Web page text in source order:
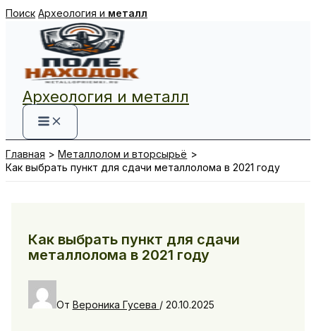
Перейти
содержимому
Поиск Археология и металл
Археология и металл
Главная
Металлолом и вторсырьё
Как выбрать пункт для сдачи металлолома в 2021 году
Как выбрать пункт для сдачи
металлолома в 2021 году
От Вероника Гусева / 20.10.2025